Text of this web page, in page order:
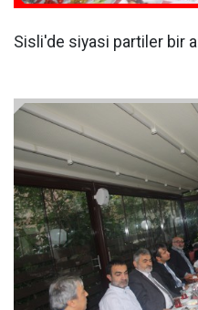
Sisli'de siyasi partiler bir